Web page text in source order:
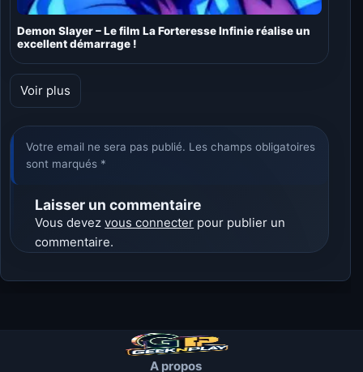
Demon Slayer – Le film La Forteresse Infinie réalise un
excellent démarrage !
Voir plus
Votre email ne sera pas publié. Les champs obligatoires
sont marqués *
Laisser un commentaire
Vous devezvous connecter pour publier un
commentaire.
A propos